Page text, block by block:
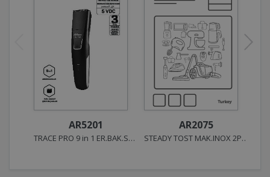
AR5201
TRACE PRO 9 in 1 ER.BAK.SET SİYAH 2PEU
AR2075
STEADY TOST MAK.INOX 2PEU